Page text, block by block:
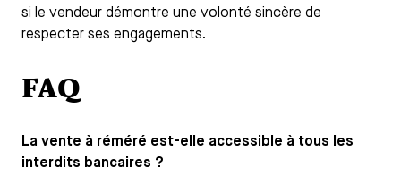
si le vendeur démontre une volonté sincère de
respecter ses engagements.
FAQ
La vente à réméré est-elle accessible à tous les
interdits bancaires ?